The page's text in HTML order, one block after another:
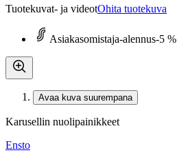
Tuotekuvat- ja videotOhita tuotekuva
Asiakasomistaja-alennus-5 %
Avaa kuva suurempana
Karusellin nuolipainikkeet
Ensto